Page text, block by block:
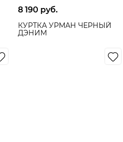
8 190 руб.
КУРТКА УРМАН ЧЁРНЫЙ
ДЭНИМ